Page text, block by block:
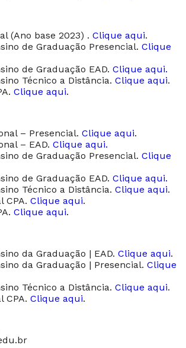
(Ano base 2023) . Clique aqui.
de Graduação Presencial. Clique
de Graduação EAD. Clique aqui.
Técnico a Distância. Clique aqui.
Clique aqui.
– Presencial. Clique aqui.
– EAD. Clique aqui.
de Graduação Presencial. Clique
de Graduação EAD. Clique aqui.
Técnico a Distância. Clique aqui.
CPA. Clique aqui.
Clique aqui.
da Graduação | EAD. Clique aqui.
da Graduação | Presencial. Clique
Técnico a Distância. Clique aqui.
CPA. Clique aqui.